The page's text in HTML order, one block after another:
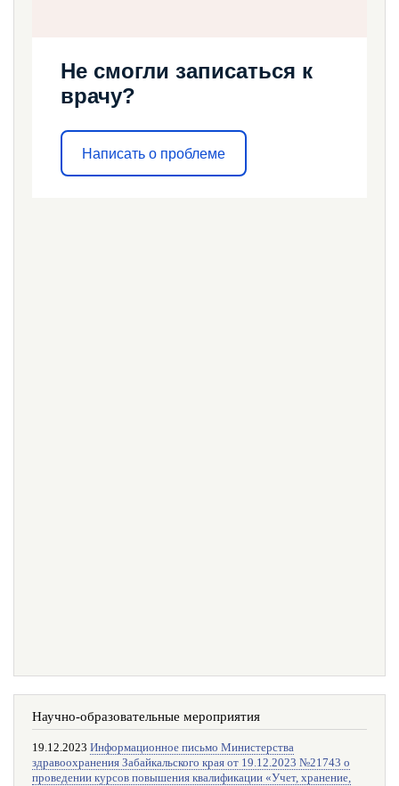
Не смогли записаться к
врачу?
Написать о проблеме
Научно-образовательные мероприятия
19.12.2023 Информационное письмо Министерства
здравоохранения Забайкальского края от 19.12.2023 №21743 о
проведении курсов повышения квалификации «Учет, хранение,